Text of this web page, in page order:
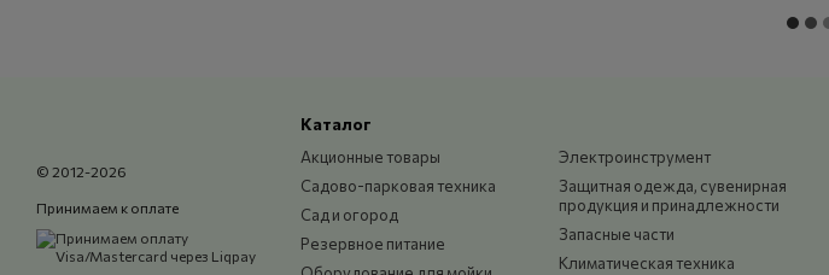
Stiga, Husqvarna (отдельные модели газонокосилок)
OEM аналоги
Yuasa YTX4L-BS
© 2012-2026
Принимаем к оплате
Каталог
Акционные товары
Садово-парковая техника
Сад и огород
Резервное питание
Электроинструмент
Защитная одежда, сувенирная
продукция и принадлежности
Запасные части
Климатическая техника